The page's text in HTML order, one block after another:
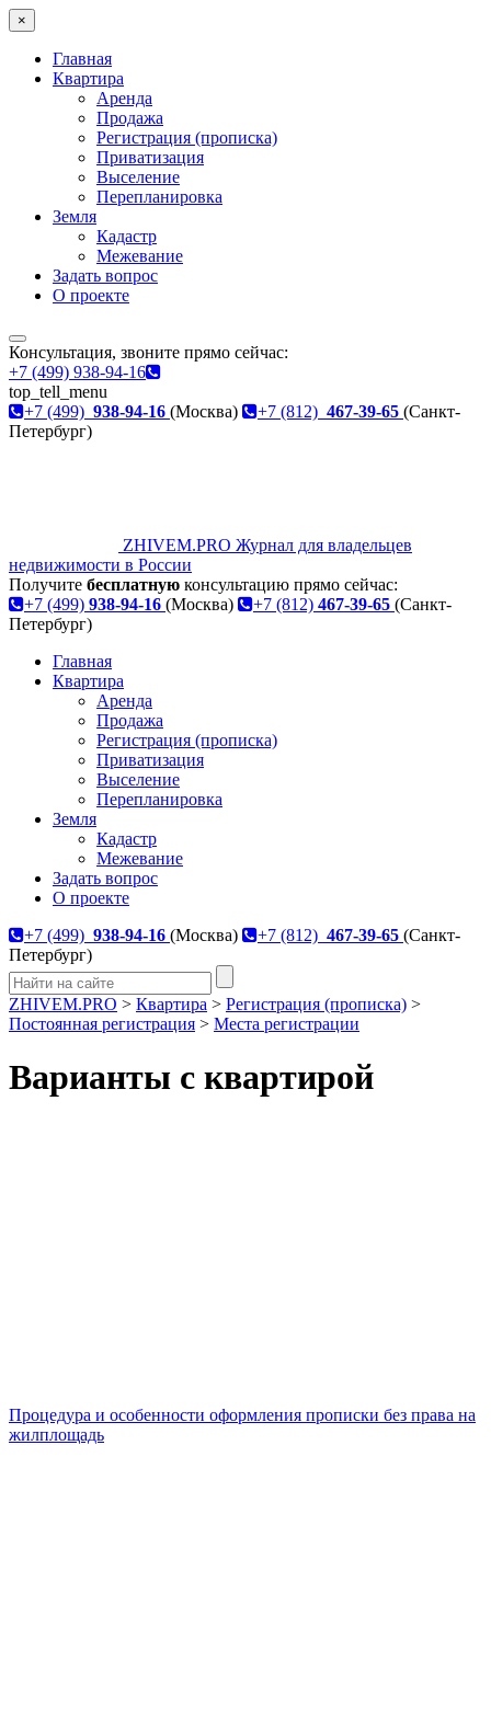
×
Главная
Квартира
Аренда
Продажа
Регистрация (прописка)
Приватизация
Выселение
Перепланировка
Земля
Кадастр
Межевание
Задать вопрос
О проекте
Консультация, звоните прямо сейчас:
+7 (499) 938-94-16
top_tell_menu
+7 (499) 938-94-16 (Москва) +7 (812) 467-39-65 (Санкт-
Петербург)
ZHIVEM.PRO Журнал для владельцев
недвижимости в России
Получите бесплатную консультацию прямо сейчас:
+7 (499) 938-94-16 (Москва) +7 (812) 467-39-65 (Санкт-
Петербург)
Главная
Квартира
Аренда
Продажа
Регистрация (прописка)
Приватизация
Выселение
Перепланировка
Земля
Кадастр
Межевание
Задать вопрос
О проекте
+7 (499) 938-94-16 (Москва) +7 (812) 467-39-65 (Санкт-
Петербург)
ZHIVEM.PRO > Квартира > Регистрация (прописка) >
Постоянная регистрация > Места регистрации
Варианты с квартирой
Процедура и особенности оформления прописки без права на
жилплощадь